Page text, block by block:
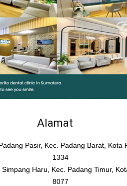
Alamat
Pasir, Kec. Padang Barat,
1334
Simpang Haru, Kec. Padang Timur,
8077